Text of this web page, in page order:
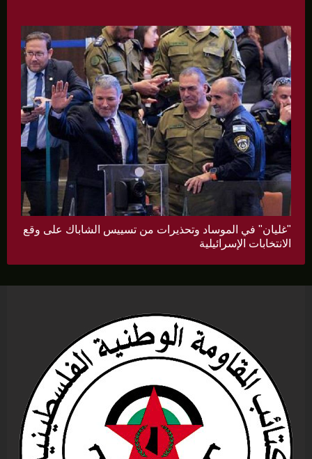
"غليان" في الموساد وتحذيرات من تسييس الشاباك على وقع
الانتخابات الإسرائيلية